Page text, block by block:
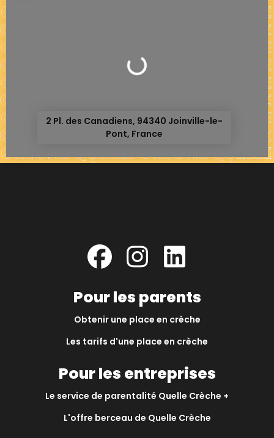
Chargement...
2 Pl. des Canadiens, 94340 Joinville-le-
Pont, France
Pour les parents
Obtenir une place en crèche
Les tarifs d'une place en crèche
Pour les entreprises
Le service de parentalité Quelle Crèche +
L'offre berceau de Quelle Crèche